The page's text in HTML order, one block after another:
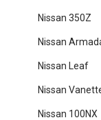
Nissan 350Z
Nissan
Nissan Leaf
Nissan
Nissan 100NX